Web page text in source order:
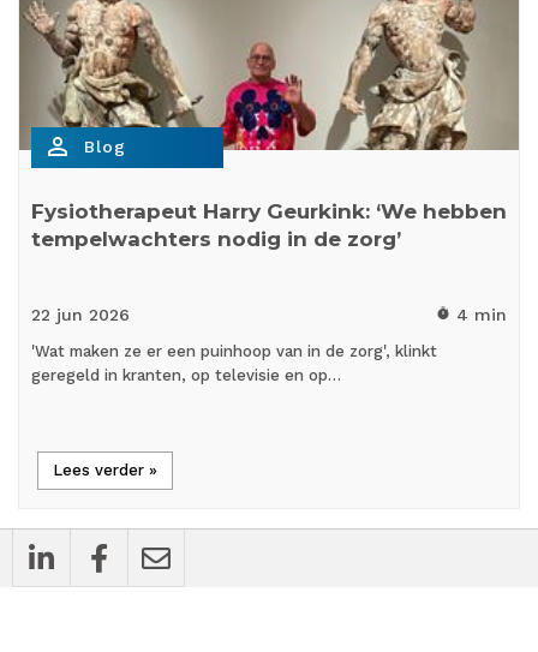
person_outline Blog
Fysiotherapeut Harry Geurkink: ‘We hebben
tempelwachters nodig in de zorg’
22 jun 2026 timer 4 min
'Wat maken ze er een puinhoop van in de zorg', klinkt
geregeld in kranten, op televisie en op…
Lees verder »